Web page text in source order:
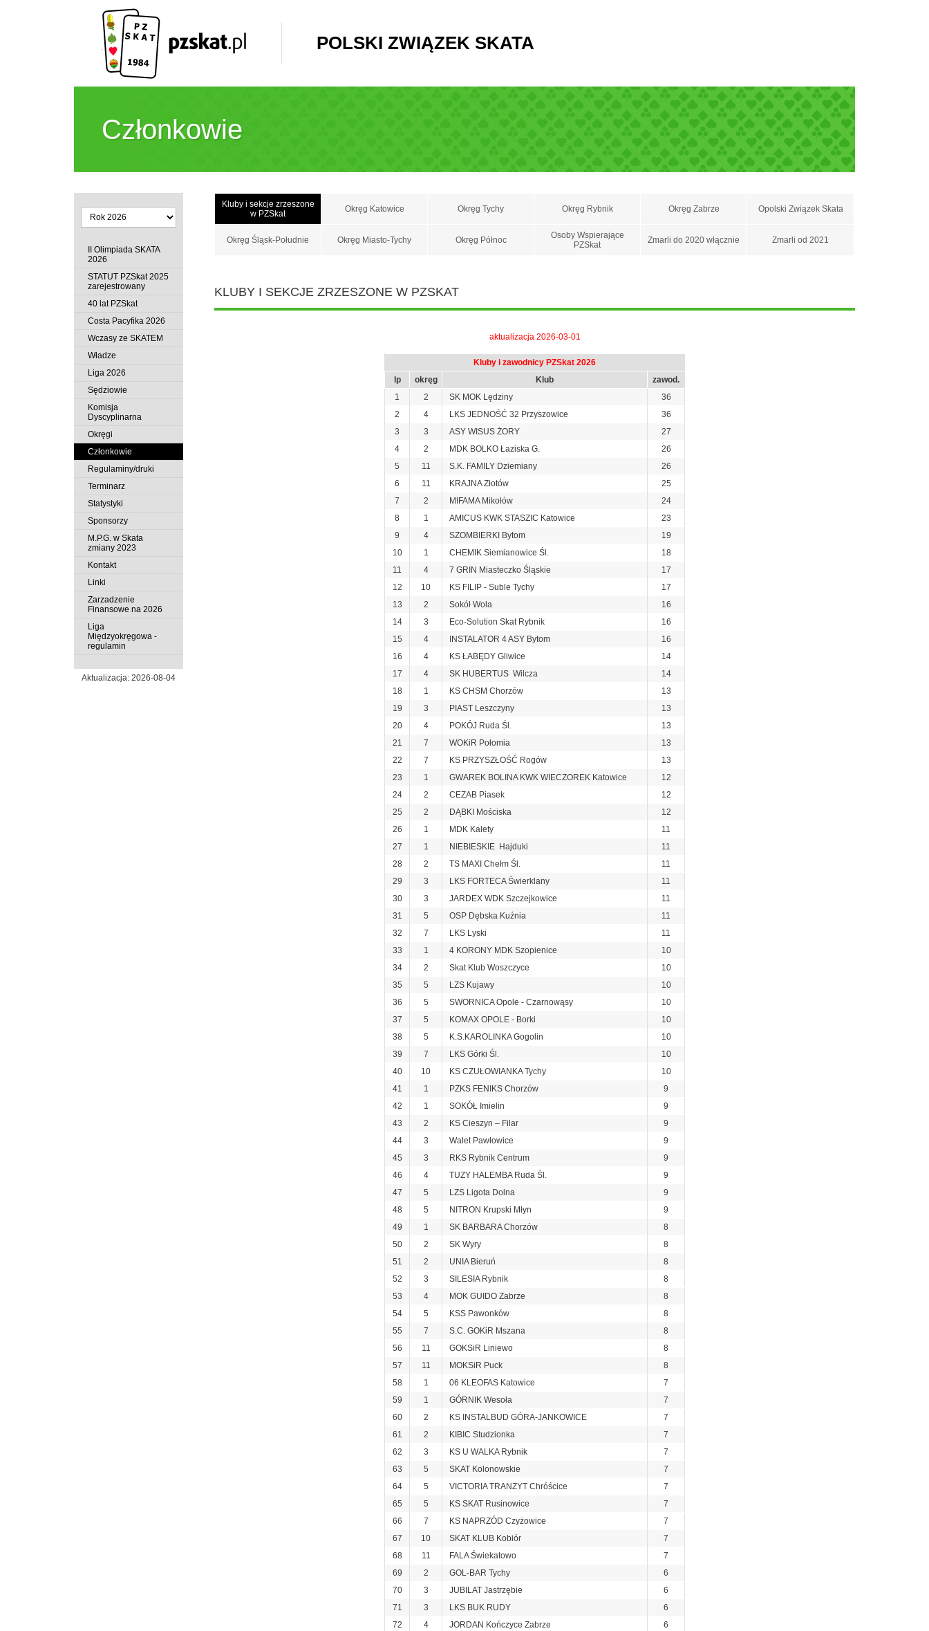
POLSKI ZWIĄZEK SKATA
Członkowie
II Olimpiada SKATA
2026
STATUT PZSkat 2025
zarejestrowany
40 lat PZSkat
Costa Pacyfika 2026
Wczasy ze SKATEM
Władze
Liga 2026
Sędziowie
Komisja
Dyscyplinarna
Okręgi
Członkowie
Regulaminy/druki
Terminarz
Statystyki
Sponsorzy
M.P.G. w Skata
zmiany 2023
Kontakt
Linki
Zarzadzenie
Finansowe na 2026
Liga
Międzyokręgowa -
regulamin
Aktualizacja: 2026-08-04
Kluby i sekcje zrzeszone
w PZSkat
Okręg Katowice Okręg Tychy Okręg Rybnik Okręg Zabrze Opolski Związek Skata
Okręg Śląsk-Południe Okręg Miasto-Tychy Okręg Północ
Osoby Wspierające
PZSkat
Zmarli do 2020 włącznie Zmarli od 2021
KLUBY I SEKCJE ZRZESZONE W PZSKAT
aktualizacja 2026-03-01
Kluby i zawodnicy PZSkat 2026
lp
okręg Klub
zawod.
1
2 SK MOK Lędziny
36
2
4 LKS JEDNOŚĆ 32 Przyszowice
36
3
3 ASY WISUS ŻORY
27
4
2 MDK BOLKO Łaziska G.
26
5
11 S.K. FAMILY Dziemiany
26
6
11 KRAJNA Złotów
25
7
2 MIFAMA Mikołów
24
8
1 AMICUS KWK STASZIC Katowice
23
9
4 SZOMBIERKI Bytom
19
10
1 CHEMIK Siemianowice Śl.
18
11
4 7 GRIN Miasteczko Śląskie
17
12
10 KS FILIP - Suble Tychy
17
13
2 Sokół Wola
16
14
3 Eco-Solution Skat Rybnik
16
15
4 INSTALATOR 4 ASY Bytom
16
16
4 KS ŁABĘDY Gliwice
14
17
4 SK HUBERTUS Wilcza
14
18
1 KS CHSM Chorzów
13
19
3 PIAST Leszczyny
13
20
4 POKÓJ Ruda Śl.
13
21
7 WOKiR Połomia
13
22
7 KS PRZYSZŁOŚĆ Rogów
13
23
1 GWAREK BOLINA KWK WIECZOREK Katowice
12
24
2 CEZAB Piasek
12
25
2 DĄBKI Mościska
12
26
1 MDK Kalety
11
27
1 NIEBIESKIE Hajduki
11
28
2 TS MAXI Chełm Śl.
11
29
3 LKS FORTECA Świerklany
11
30
3 JARDEX WDK Szczejkowice
11
31
5 OSP Dębska Kuźnia
11
32
7 LKS Lyski
11
33
1 4 KORONY MDK Szopienice
10
34
2 Skat Klub Woszczyce
10
35
5 LZS Kujawy
10
36
5 SWORNICA Opole - Czarnowąsy
10
37
5 KOMAX OPOLE - Borki
10
38
5 K.S.KAROLINKA Gogolin
10
39
7 LKS Górki Śl.
10
40
10 KS CZUŁOWIANKA Tychy
10
41
1 PZKS FENIKS Chorzów
9
42
1 SOKÓŁ Imielin
9
43
2 KS Cieszyn – Filar
9
44
3 Walet Pawłowice
9
45
3 RKS Rybnik Centrum
9
46
4 TUZY HALEMBA Ruda Śl.
9
47
5 LZS Ligota Dolna
9
48
5 NITRON Krupski Młyn
9
49
1 SK BARBARA Chorzów
8
50
2 SK Wyry
8
51
2 UNIA Bieruń
8
52
3 SILESIA Rybnik
8
53
4 MOK GUIDO Zabrze
8
54
5 KSS Pawonków
8
55
7 S.C. GOKiR Mszana
8
56
11 GOKSiR Liniewo
8
57
11 MOKSiR Puck
8
58
1 06 KLEOFAS Katowice
7
59
1 GÓRNIK Wesoła
7
60
2 KS INSTALBUD GÓRA-JANKOWICE
7
61
2 KIBIC Studzionka
7
62
3 KS U WALKA Rybnik
7
63
5 SKAT Kolonowskie
7
64
5 VICTORIA TRANZYT Chróścice
7
65
5 KS SKAT Rusinowice
7
66
7 KS NAPRZÓD Czyżowice
7
67
10 SKAT KLUB Kobiór
7
68
11 FALA Świekatowo
7
69
2 GOL-BAR Tychy
6
70
3 JUBILAT Jastrzębie
6
71
3 LKS BUK RUDY
6
72
4 JORDAN Kończyce Zabrze
6